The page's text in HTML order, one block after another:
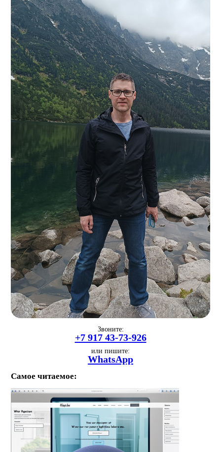
Звоните:
+7 917 43-73-926
или пишите:
WhatsApp
Самое читаемое: